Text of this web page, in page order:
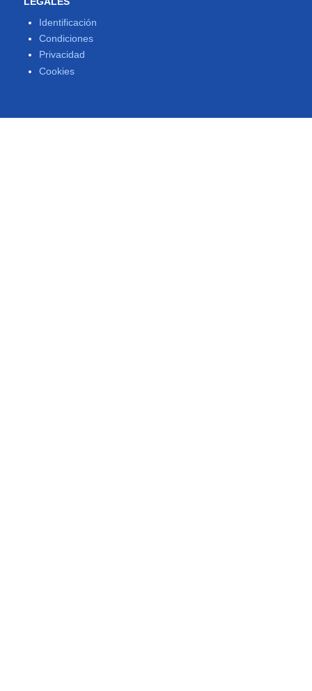
Identificación
Condiciones
Privacidad
Cookies